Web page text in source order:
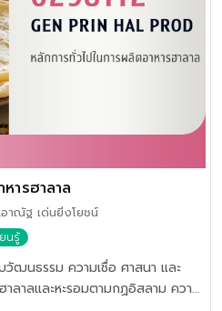
ารฮาลาล
าณัฐ เด่นยิ่งโยชน์
นรู้
ฒนธรรม ความเชื่อ ศาสนา และ
ลาลและหะรอมตามกฏอิสลาม ความ